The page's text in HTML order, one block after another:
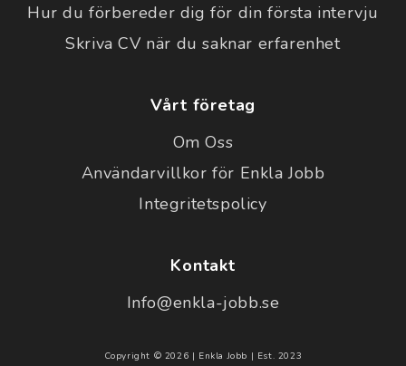
Hur du förbereder dig för din första intervju
Skriva CV när du saknar erfarenhet
Vårt företag
Om Oss
Användarvillkor för Enkla Jobb
Integritetspolicy
Kontakt
Info@enkla-jobb.se
Copyright © 2026 | Enkla Jobb | Est. 2023